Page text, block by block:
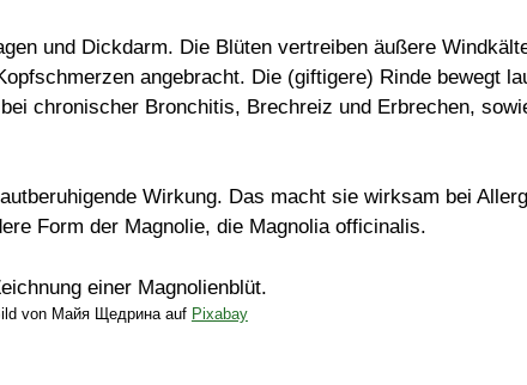
und Dickdarm. Die Blüten vertreiben äußere
angebracht. Die (giftigere) Rinde bewegt
chronischer Bronchitis, Brechreiz und Erbrechen,
Wirkung. Das macht sie wirksam bei
Form der Magnolie, die Magnolia officinalis.
von Майя Щедрина auf Pixabay